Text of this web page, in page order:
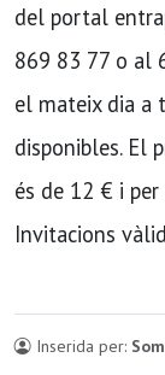
del portal
869 83 77 o al
el mateix dia a
disponibles. El
és de 12 € i
Invitacions
Inserida per: